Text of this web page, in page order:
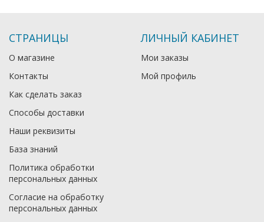
СТРАНИЦЫ
О магазине
Контакты
Как сделать заказ
Способы доставки
Наши реквизиты
База знаний
Политика обработки
персональных данных
Согласие на обработку
персональных данных
ЛИЧНЫЙ КАБИНЕТ
Мои заказы
Мой профиль